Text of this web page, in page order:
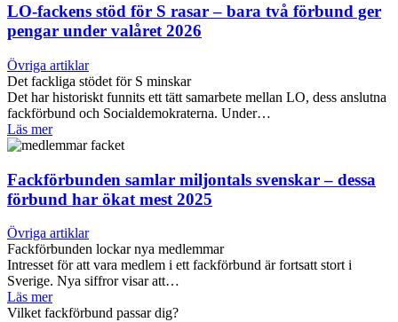
LO-fackens stöd för S rasar – bara två förbund ger
pengar under valåret 2026
Övriga artiklar
Det fackliga stödet för S minskar
Det har historiskt funnits ett tätt samarbete mellan LO, dess anslutna
fackförbund och Socialdemokraterna. Under…
Läs mer
Fackförbunden samlar miljontals svenskar – dessa
förbund har ökat mest 2025
Övriga artiklar
Fackförbunden lockar nya medlemmar
Intresset för att vara medlem i ett fackförbund är fortsatt stort i
Sverige. Nya siffror visar att…
Läs mer
Vilket fackförbund passar dig?